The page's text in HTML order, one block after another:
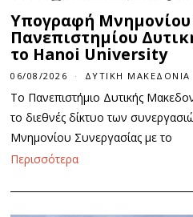
Υπογραφή Μνημονίου
Πανεπιστημίου
το Hanoi University
06/08/2026 ΔΥΤΙΚΉ ΜΑΚΕΔΟΝΊΑ
Το Πανεπιστήμιο Δυτικής
το διεθνές δίκτυο των
Μνημονίου Συνεργασίας με το
Περισσότερα